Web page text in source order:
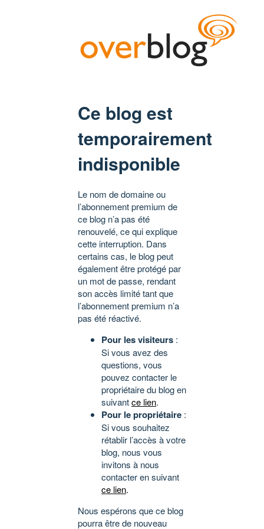
Ce blog est
temporairement
indisponible
Le nom de domaine ou
l’abonnement premium de
ce blog n’a pas été
renouvelé, ce qui explique
cette interruption. Dans
certains cas, le blog peut
également être protégé par
un mot de passe, rendant
son accès limité tant que
l’abonnement premium n’a
pas été réactivé.
Pour les visiteurs :
Si vous avez des
questions, vous
pouvez contacter le
propriétaire du blog en
suivantce lien.
Pour le propriétaire :
Si vous souhaitez
rétablir l’accès à votre
blog, nous vous
invitons à nous
contacter en suivant
ce lien.
Nous espérons que ce blog
pourra être de nouveau